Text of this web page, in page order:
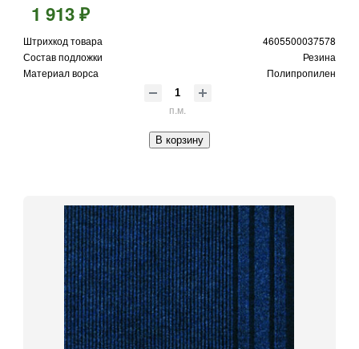
1 913 ₽
Штрихкод товара
4605500037578
Состав подложки
Резина
Материал ворса
Полипропилен
п.м.
В корзину